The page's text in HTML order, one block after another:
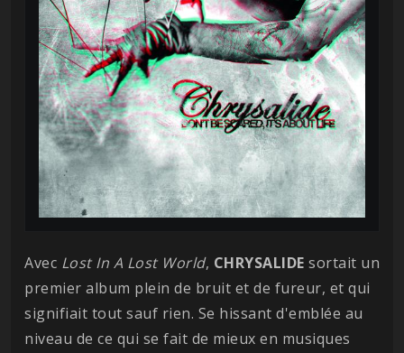
Avec Lost In A Lost World, CHRYSALIDE sortait un
premier album plein de bruit et de fureur, et qui
signifiait tout sauf rien. Se hissant d'emblée au
niveau de ce qui se fait de mieux en musiques